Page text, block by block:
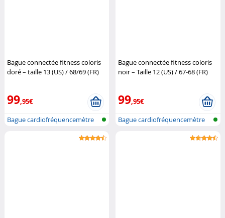
Bague connectée fitness coloris
doré – taille 13 (US) / 68/69 (FR)
99,95€
Bague cardiofréquencemètre
Bague connectée fitness coloris
noir – Taille 12 (US) / 67-68 (FR)
99,95€
Bague cardiofréquencemètre